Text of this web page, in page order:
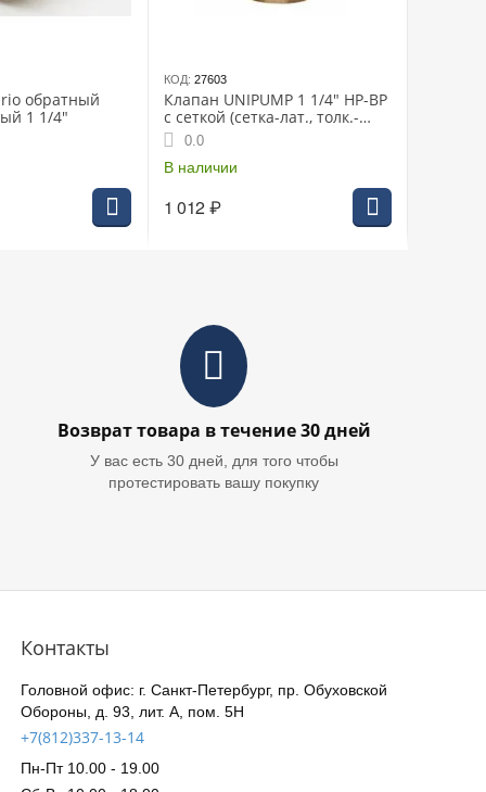
обратный
1 1/4"
КОД: 27603
Клапан UNIPUMP 1 1/4" НР-ВР
с сеткой (сетка-лат., толк.-
латунь) (18239u)
0.0
В наличии
1 012₽
Возврат товара в течение 30 дней
У вас есть 30 дней, для того чтобы
протестировать вашу покупку
Контакты
Головной офис: г. Санкт-Петербург, пр. Обуховской
Обороны, д. 93, лит. А, пом. 5Н
+7(812)337-13-14
Пн-Пт 10.00 - 19.00